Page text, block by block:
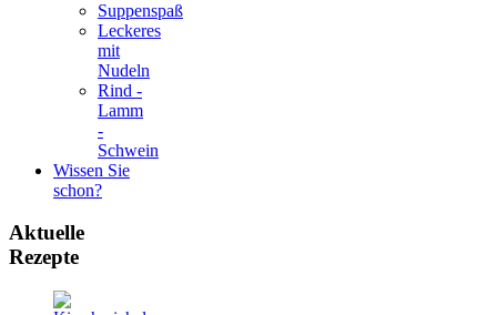
Suppenspaß
Leckeres
mit
Nudeln
Rind -
Lamm
-
Schwein
Wissen Sie
schon?
Aktuelle
Rezepte